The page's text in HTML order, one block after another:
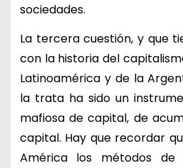
sociedades.
La tercera cuestión, y que
con la historia del
Latinoamérica y de la
la trata ha sido un
mafiosa de capital, de
capital. Hay que recordar
América los métodos de